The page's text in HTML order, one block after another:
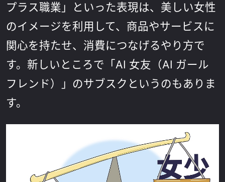
プラス職業」といった表現は、美しい女性
のイメージを利用して、商品やサービスに
関心を持たせ、消費につなげるやり方で
す。新しいところで「AI 女友（AI ガール
フレンド）」のサブスクというのもありま
す。